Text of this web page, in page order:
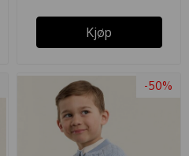
Kjøp
-50%